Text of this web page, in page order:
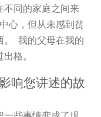
不同的家庭之间来
心，但从未感到贫
。 我的父母在我的
格。
响您讲述的故